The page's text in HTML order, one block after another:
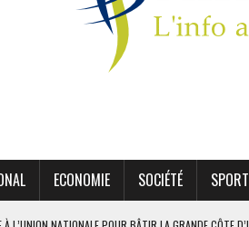
ECONOMIE SOCIÉTÉ SPORT